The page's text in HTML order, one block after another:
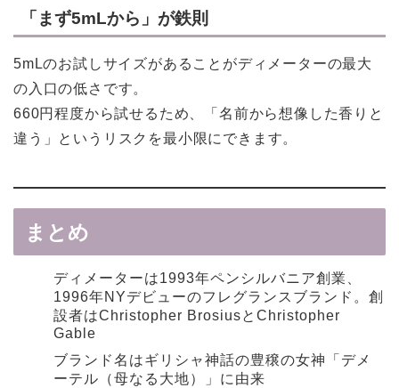
「まず5mLから」が鉄則
5mLのお試しサイズがあることがディメーターの最大
の入口の低さです。
660円程度から試せるため、「名前から想像した香りと
違う」というリスクを最小限にできます。
まとめ
ディメーターは1993年ペンシルバニア創業、
1996年NYデビューのフレグランスブランド。創
設者はChristopher BrosiusとChristopher
Gable
ブランド名はギリシャ神話の豊穣の女神「デメ
ーテル（母なる大地）」に由来